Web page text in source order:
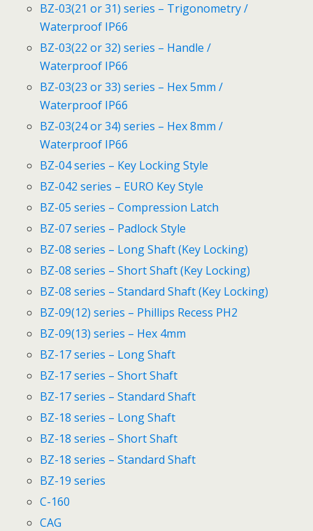
BZ-03(21 or 31) series – Trigonometry /
Waterproof IP66
BZ-03(22 or 32) series – Handle /
Waterproof IP66
BZ-03(23 or 33) series – Hex 5mm /
Waterproof IP66
BZ-03(24 or 34) series – Hex 8mm /
Waterproof IP66
BZ-04 series – Key Locking Style
BZ-042 series – EURO Key Style
BZ-05 series – Compression Latch
BZ-07 series – Padlock Style
BZ-08 series – Long Shaft (Key Locking)
BZ-08 series – Short Shaft (Key Locking)
BZ-08 series – Standard Shaft (Key Locking)
BZ-09(12) series – Phillips Recess PH2
BZ-09(13) series – Hex 4mm
BZ-17 series – Long Shaft
BZ-17 series – Short Shaft
BZ-17 series – Standard Shaft
BZ-18 series – Long Shaft
BZ-18 series – Short Shaft
BZ-18 series – Standard Shaft
BZ-19 series
C-160
CAG